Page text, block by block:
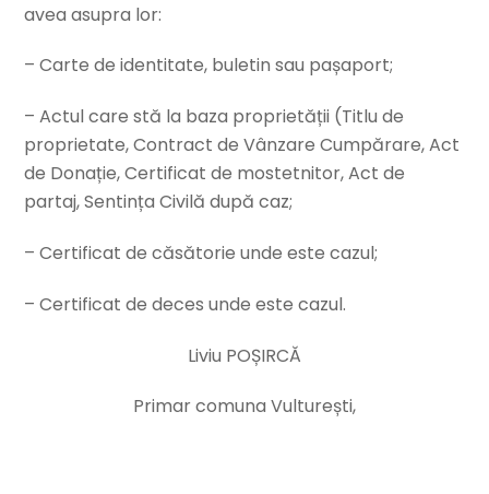
avea asupra lor:
– Carte de identitate, buletin sau pașaport;
– Actul care stă la baza proprietății (Titlu de
proprietate, Contract de Vânzare Cumpărare, Act
de Donație, Certificat de mostetnitor, Act de
partaj, Sentința Civilă după caz;
– Certificat de căsătorie unde este cazul;
– Certificat de deces unde este cazul.
Liviu POȘIRCĂ
Primar comuna Vulturești,